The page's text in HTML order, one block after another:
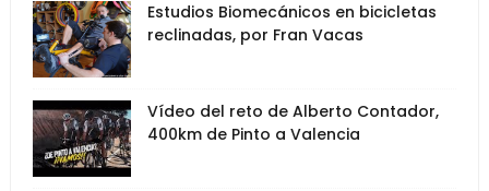
Estudios Biomecánicos en bicicletas
reclinadas, por Fran Vacas
Vídeo del reto de Alberto Contador,
400km de Pinto a Valencia